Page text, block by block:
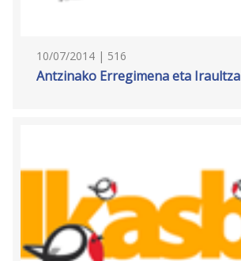
10/07/2014 | 516
Antzinako Erregimena eta Iraultza